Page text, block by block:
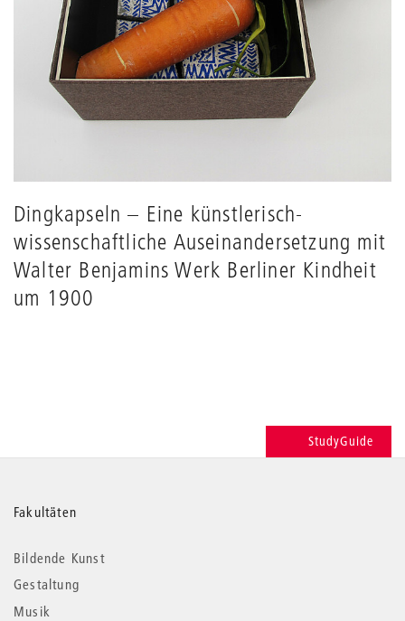
Dingkapseln – Eine künstlerisch-
wissenschaftliche Auseinandersetzung mit
Walter Benjamins Werk Berliner Kindheit
um 1900
StudyGuide
Weitere
Informationen
Fakultäten
Bildende Kunst
Gestaltung
Musik